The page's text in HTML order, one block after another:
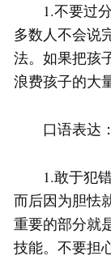
1.不要过分
多数人不会说
法。如果把孩
浪费孩子的大
口语表达：
1.敢于犯错
而后因为胆怯
重要的部分就
技能。不要担